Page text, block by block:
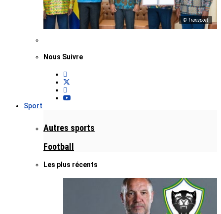
© Transport
Nous Suivre
Sport
Autres sports
Football
Les plus récents